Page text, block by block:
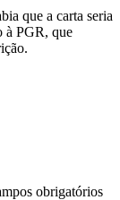
que a carta seria
à PGR, que
obrigatórios